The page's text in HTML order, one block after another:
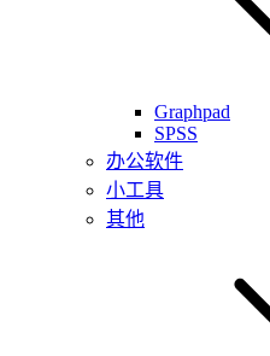
Graphpad
SPSS
办公软件
小工具
其他